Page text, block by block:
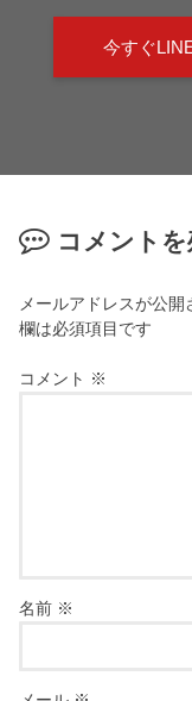
今すぐ
コメント
メールアドレスが公開
欄は必須項目です
コメント ※
名前 ※